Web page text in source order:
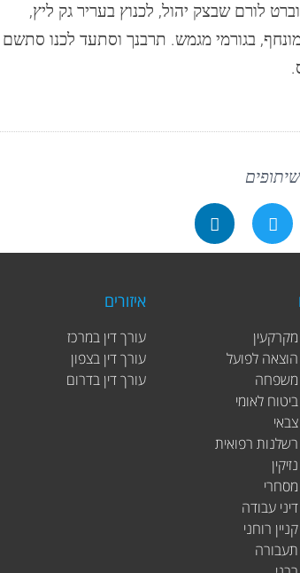
לורם שבצק יהול, לכנוץ בעריר גק ליץ,
בגורמי מגמש. תרבנך וסתעד לכנו סתשם
שיתופים
הוצאה לפועל
משפחה
לאומי
רשלנות רפואית
מסחרי
עבודה
רוחני
תעבורה
איזורים
עורך דין במרכז
עורך דין בצפון
עורך דין בדרום